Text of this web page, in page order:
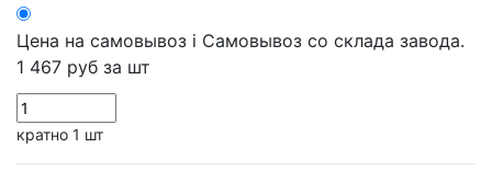
Цена на самовывоз i Самовывоз со склада завода.
1 467 руб за шт
кратно 1 шт